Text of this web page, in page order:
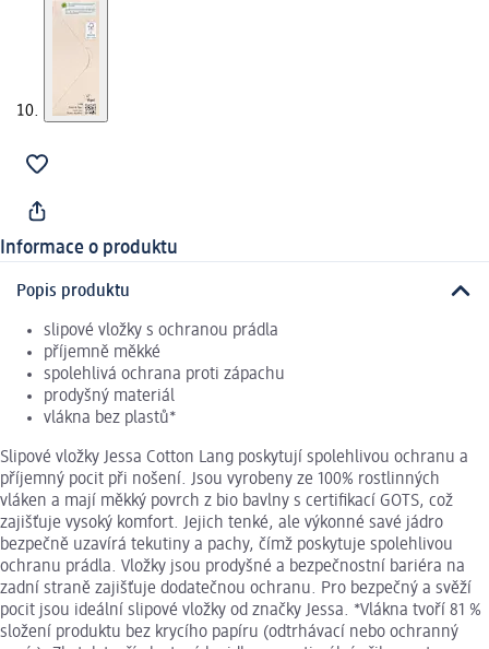
Informace o produktu
Popis produktu
slipové vložky s ochranou prádla
příjemně měkké
spolehlivá ochrana proti zápachu
prodyšný materiál
vlákna bez plastů*
Slipové vložky Jessa Cotton Lang poskytují spolehlivou ochranu a
příjemný pocit při nošení. Jsou vyrobeny ze 100% rostlinných
vláken a mají měkký povrch z bio bavlny s certifikací GOTS, což
zajišťuje vysoký komfort. Jejich tenké, ale výkonné savé jádro
bezpečně uzavírá tekutiny a pachy, čímž poskytuje spolehlivou
ochranu prádla. Vložky jsou prodyšné a bezpečnostní bariéra na
zadní straně zajišťuje dodatečnou ochranu. Pro bezpečný a svěží
pocit jsou ideální slipové vložky od značky Jessa. *Vlákna tvoří 81 %
složení produktu bez krycího papíru (odtrhávací nebo ochranný